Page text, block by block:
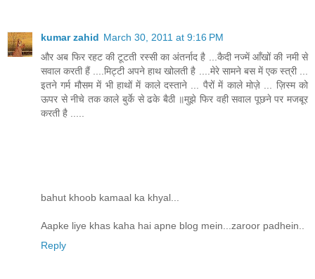
kumar zahid March 30, 2011 at 9:16 PM
और अब फिर रहट की टूटती रस्सी का अंतर्नाद है ...कैदी नज्में आँखों की नमी से
सवाल करती हैं ....मिट्टी अपने हाथ खोलती है ....मेरे सामने बस में एक स्त्री ...
इतने गर्म मौसम में भी हाथों में काले दस्ताने ... पैरों में काले मोज़े ... ज़िस्म को
ऊपर से नीचे तक काले बुर्के से ढके बैठी ॥मुझे फिर वही सवाल पूछने पर मजबूर
करती है .....
bahut khoob kamaal ka khyal...
Aapke liye khas kaha hai apne blog mein...zaroor padhein..
Reply